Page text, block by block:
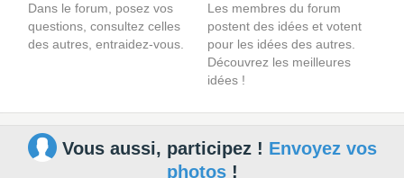
Dans le forum, posez vos
questions, consultez celles
des autres, entraidez-vous.
Les membres du forum
postent des idées et votent
pour les idées des autres.
Découvrez les meilleures
idées !
Vous aussi, participez ! Envoyez vos
photos!